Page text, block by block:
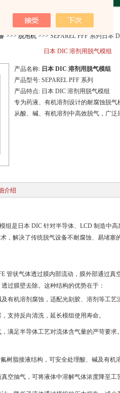
>>> 脱泡机>>> SEPAREL PFF 系列日本
日本 DIC 溶剂用脱气模组
产品名称: 日本 DIC 溶剂用脱气模组
产品型号: SEPAREL PFF 系列
产品特点: 日本 DIC 溶剂用脱气模组
专为药液、有机溶剂设计的耐腐蚀脱
从酸、碱、有机溶剂中高效脱气，广泛
介绍
组是日本 DIC 针对半导体、LCD 制造中
，解决了传统脱气设备不耐腐蚀、易堵
管状气体透过膜内部流动，膜外部通过
过膜壁去除。这种结构的优势在于：
有机溶剂腐蚀，适配光刻胶、溶剂等工艺
支持反向清洗，延长模组使用寿命。
满足半导体工艺对流体含气量的严苛要求。
树脂接液结构，可安全处理酸、碱及有机
空抽气，可将液体中溶解气体浓度降至工